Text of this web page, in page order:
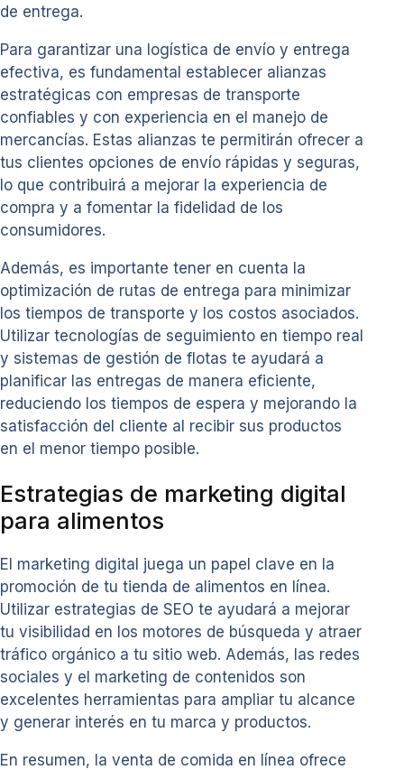
de entrega.
Para garantizar una logística de envío y entrega
efectiva, es fundamental establecer alianzas
estratégicas con empresas de transporte
confiables y con experiencia en el manejo de
mercancías. Estas alianzas te permitirán ofrecer a
tus clientes opciones de envío rápidas y seguras,
lo que contribuirá a mejorar la experiencia de
compra y a fomentar la fidelidad de los
consumidores.
Además, es importante tener en cuenta la
optimización de rutas de entrega para minimizar
los tiempos de transporte y los costos asociados.
Utilizar tecnologías de seguimiento en tiempo real
y sistemas de gestión de flotas te ayudará a
planificar las entregas de manera eficiente,
reduciendo los tiempos de espera y mejorando la
satisfacción del cliente al recibir sus productos
en el menor tiempo posible.
Estrategias de marketing digital
para alimentos
El marketing digital juega un papel clave en la
promoción de tu tienda de alimentos en línea.
Utilizar estrategias de SEO te ayudará a mejorar
tu visibilidad en los motores de búsqueda y atraer
tráfico orgánico a tu sitio web. Además, las redes
sociales y el marketing de contenidos son
excelentes herramientas para ampliar tu alcance
y generar interés en tu marca y productos.
En resumen, la venta de comida en línea ofrece